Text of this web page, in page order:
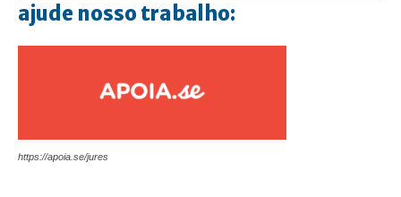
ajude nosso trabalho:
https://apoia.se/jures